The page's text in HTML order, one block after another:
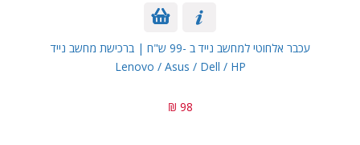
עכבר אלחוטי למחשב נייד ב -99 ש"ח | ברכישת מחשב נייד
Lenovo / Asus / Dell / HP
98 ₪